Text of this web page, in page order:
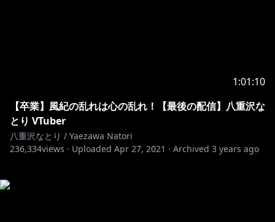
1:01:10
【卒業】風紀の乱れは心の乱れ！【最後の配信】八重沢な
とり VTuber
八重沢なとり / Yaezawa Natori
236,334views · Uploaded Apr 27, 2021 · Archived 3 years ago